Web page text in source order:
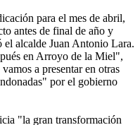
para el mes de abril,
antes de final de año y
el alcalde Juan Antonio Lara.
en Arroyo de la Miel",
a presentar en otras
por el gobierno
"la gran transformación